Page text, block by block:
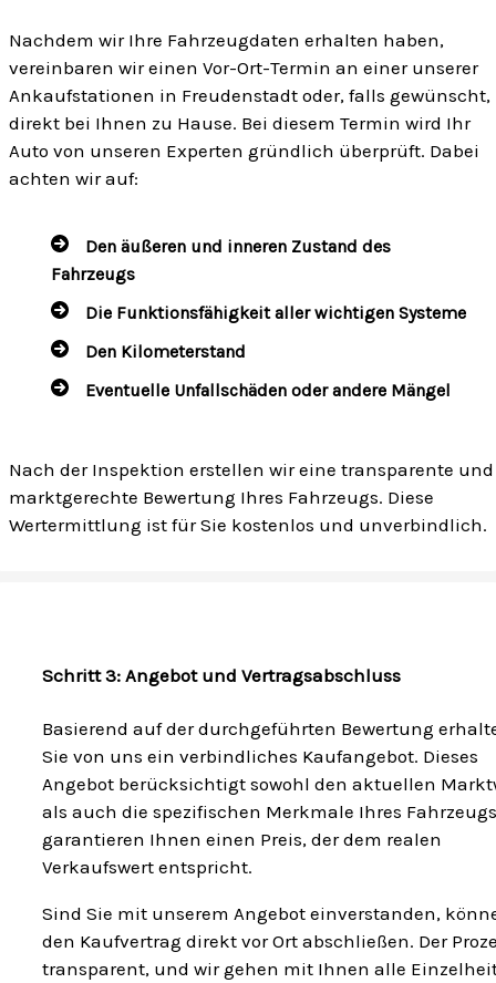
Nachdem wir Ihre Fahrzeugdaten erhalten haben,
vereinbaren wir einen Vor-Ort-Termin an einer unserer
Ankaufstationen in Freudenstadt oder, falls gewünscht,
direkt bei Ihnen zu Hause. Bei diesem Termin wird Ihr
Auto von unseren Experten gründlich überprüft. Dabei
achten wir auf:
Den äußeren und inneren Zustand des
Fahrzeugs
Die Funktionsfähigkeit aller wichtigen Systeme
Den Kilometerstand
Eventuelle Unfallschäden oder andere Mängel
Nach der Inspektion erstellen wir eine transparente und
marktgerechte Bewertung Ihres Fahrzeugs. Diese
Wertermittlung ist für Sie kostenlos und unverbindlich.
Schritt 3: Angebot und Vertragsabschluss
Basierend auf der durchgeführten Bewertung
Sie von uns ein verbindliches Kaufangebot. Dieses
Angebot berücksichtigt sowohl den aktuellen
als auch die spezifischen Merkmale Ihres
garantieren Ihnen einen Preis, der dem realen
Verkaufswert entspricht.
Sind Sie mit unserem Angebot einverstanden,
den Kaufvertrag direkt vor Ort abschließen. Der
transparent, und wir gehen mit Ihnen alle